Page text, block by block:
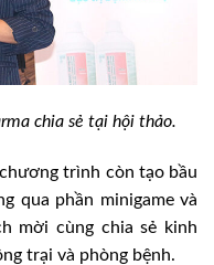
chia sẻ tại hội thảo.
trình còn tạo bầu
qua phần minigame và
mời cùng chia sẻ kinh
trại và phòng bệnh.